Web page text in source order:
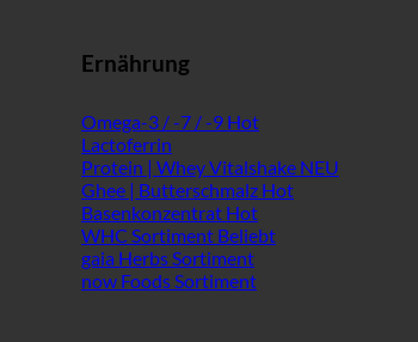
Ernährung
Omega-3 / -7 / -9
Lactoferrin
Protein | Whey Vitalshake
Ghee | Butterschmalz
Basenkonzentrat
WHC Sortiment
gaia Herbs Sortiment
now Foods Sortiment